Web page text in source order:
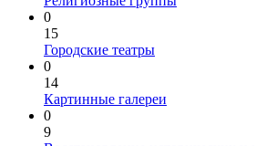
0
15
Городские театры
0
14
Картинные галереи
0
9